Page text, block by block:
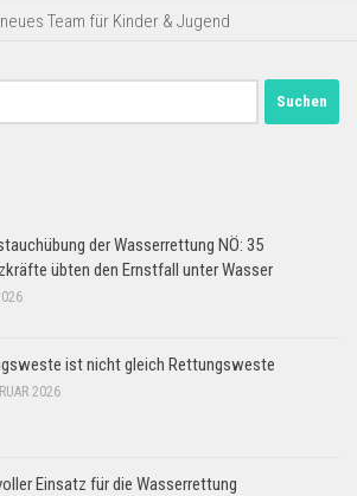
Team für Kinder & Jugend
der Wasserrettung NÖ: 35
übten den Ernstfall unter Wasser
ist nicht gleich Rettungsweste
2026
Einsatz für die Wasserrettung